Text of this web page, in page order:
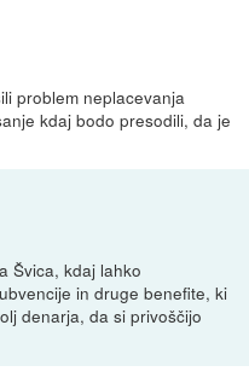
problem neplacevanja
kdaj bodo presodili, da je
Švica, kdaj lahko
in druge benefite, ki
denarja, da si privoščijo